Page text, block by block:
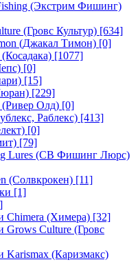
(Экстрим Фишинг)
(Гровс Культур) [634]
(Джакал Тимон) [0]
[1077]
[0]
[15]
[229]
Олд) [0]
Раблекс) [413]
[0]
[79]
Lures (СВ Фишинг Люрс)
(Солвкрокен) [11]
[1]
Chimera (Химера) [32]
Grows Culture (Гровс
Karismax (Каризмакс)